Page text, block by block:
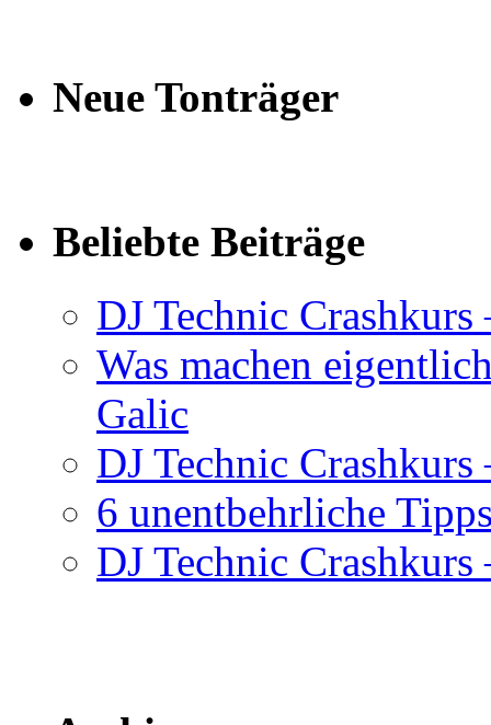
Neue Tonträger
Beliebte Beiträge
DJ Technic
Was machen
Galic
DJ Technic
6 unentbehrliche
DJ Technic